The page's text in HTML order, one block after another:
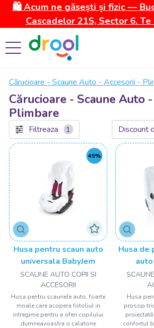
🛍️ Acum ne găsești și fizic —
Cascadelor 21S, Sector 6.
Cărucioare - Scaune Auto - Accesorii -
Cărucioare - Scaune Auto
Plimbare
Filtreaza 1
49%
Husa pentru scaun auto
universala BabyJem
SCAUNE AUTO COPII SI
ACCESORII
Husa pentru scaunele auto, foarte
moale care acopera fotoliul in
intregime pentru a oferi copilului
dumneavoastra o calatorie
Husa de
Husa
prosop
confortul